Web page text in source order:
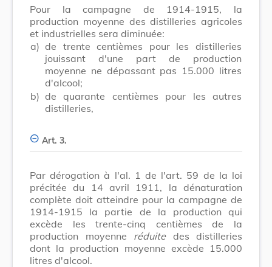
Pour la campagne de 1914-1915, la
production moyenne des distilleries agricoles
et industrielles sera diminuée:
a) de trente centièmes pour les distilleries
jouissant d'une part de production
moyenne ne dépassant pas 15.000 litres
d'alcool;
b) de quarante centièmes pour les autres
distilleries,
Art. 3.
Par dérogation à l'al. 1 de l'art. 59 de la loi
précitée du 14 avril 1911, la dénaturation
complète doit atteindre pour la campagne de
1914-1915 la partie de la production qui
excède les trente-cinq centièmes de la
production moyenne réduitedes distilleries
dont la production moyenne excède 15.000
litres d'alcool.